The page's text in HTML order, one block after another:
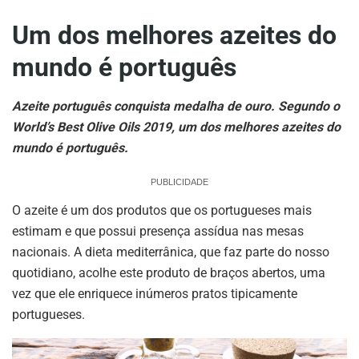
Um dos melhores azeites do
mundo é português
Azeite português conquista medalha de ouro. Segundo o
World’s Best Olive Oils 2019, um dos melhores azeites do
mundo é português.
PUBLICIDADE
O azeite é um dos produtos que os portugueses mais
estimam e que possui presença assídua nas mesas
nacionais. A dieta mediterrânica, que faz parte do nosso
quotidiano, acolhe este produto de braços abertos, uma
vez que ele enriquece inúmeros pratos tipicamente
portugueses.